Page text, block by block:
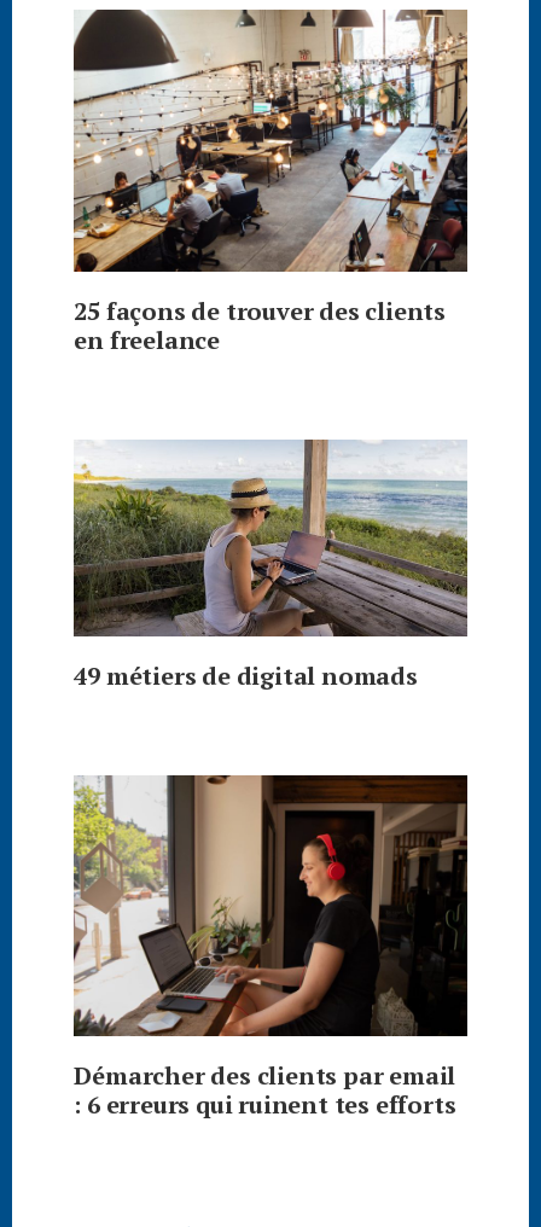
25 façons de trouver des clients
en freelance
49 métiers de digital nomads
Démarcher des clients par email
: 6 erreurs qui ruinent tes efforts